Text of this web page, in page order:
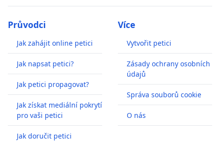
Průvodci
Jak zahájit online petici
Jak napsat petici?
Jak petici propagovat?
Jak získat mediální pokrytí
pro vaši petici
Jak doručit petici
Více
Vytvořit petici
Zásady ochrany osobních
údajů
Správa souborů cookie
O nás